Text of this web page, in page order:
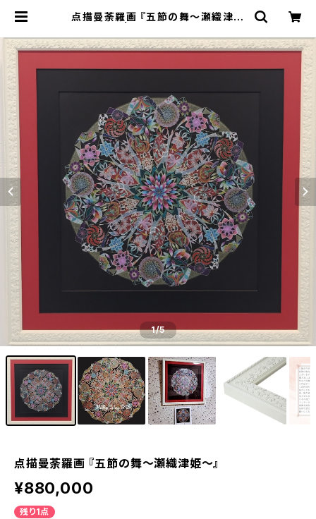
点描曼荼羅画 『五節の舞～瀬織津姫
1/5
点描曼荼羅画 『五節の舞～瀬織津姫～』
¥880,000
残り1点